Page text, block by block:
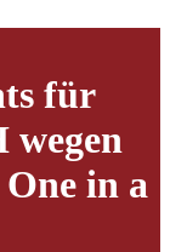
für
wegen
in a